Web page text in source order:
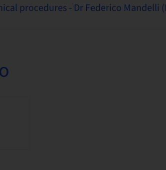
procedures - Dr Federico Mandelli